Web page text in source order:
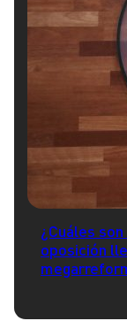
¿Cuáles
oposición